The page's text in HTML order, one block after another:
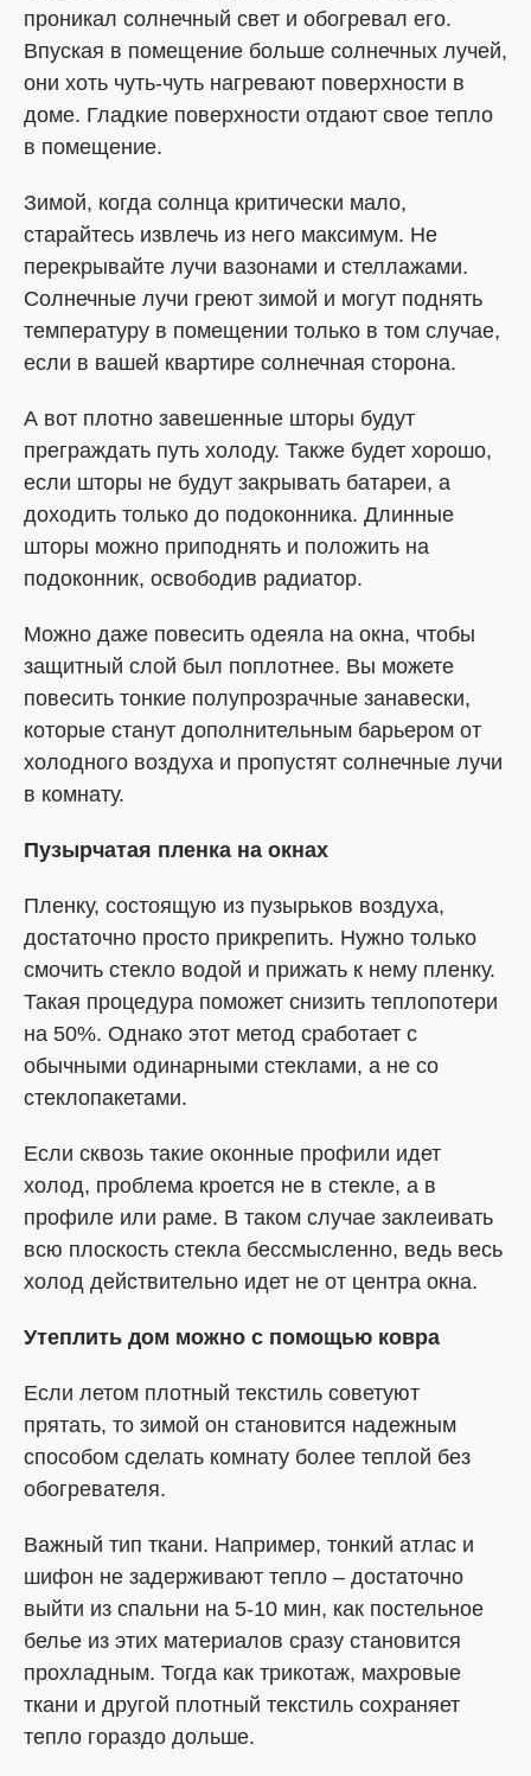
проникал солнечный свет и обогревал его.
Впуская в помещение больше солнечных лучей,
они хоть чуть-чуть нагревают поверхности в
доме. Гладкие поверхности отдают свое тепло
в помещение.
Зимой, когда солнца критически мало,
старайтесь извлечь из него максимум. Не
перекрывайте лучи вазонами и стеллажами.
Солнечные лучи греют зимой и могут поднять
температуру в помещении только в том случае,
если в вашей квартире солнечная сторона.
А вот плотно завешенные шторы будут
преграждать путь холоду. Также будет хорошо,
если шторы не будут закрывать батареи, а
доходить только до подоконника. Длинные
шторы можно приподнять и положить на
подоконник, освободив радиатор.
Можно даже повесить одеяла на окна, чтобы
защитный слой был поплотнее. Вы можете
повесить тонкие полупрозрачные занавески,
которые станут дополнительным барьером от
холодного воздуха и пропустят солнечные лучи
в комнату.
Пузырчатая пленка на окнах
Пленку, состоящую из пузырьков воздуха,
достаточно просто прикрепить. Нужно только
смочить стекло водой и прижать к нему пленку.
Такая процедура поможет снизить теплопотери
на 50%. Однако этот метод сработает с
обычными одинарными стеклами, а не со
стеклопакетами.
Если сквозь такие оконные профили идет
холод, проблема кроется не в стекле, а в
профиле или раме. В таком случае заклеивать
всю плоскость стекла бессмысленно, ведь весь
холод действительно идет не от центра окна.
Утеплить дом можно с помощью ковра
Если летом плотный текстиль советуют
прятать, то зимой он становится надежным
способом сделать комнату более теплой без
обогревателя.
Важный тип ткани. Например, тонкий атлас и
шифон не задерживают тепло – достаточно
выйти из спальни на 5-10 мин, как постельное
белье из этих материалов сразу становится
прохладным. Тогда как трикотаж, махровые
ткани и другой плотный текстиль сохраняет
тепло гораздо дольше.